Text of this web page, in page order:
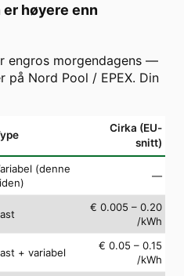
høyere enn
engros morgendagens —
på Nord Pool / EPEX. Din
Cirka (EU-
snitt)
(denne
—
€ 0.005 – 0.20
/kWh
+ variabel
€ 0.05 – 0.15
/kWh